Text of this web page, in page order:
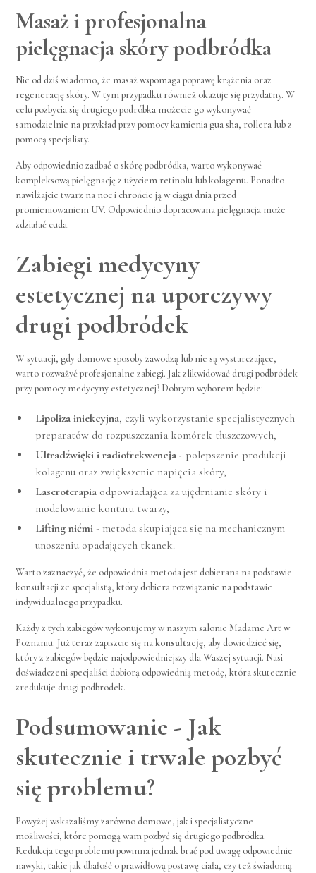
Masaż i profesjonalna
pielęgnacja skóry podbródka
Nie od dziś wiadomo, że masaż wspomaga poprawę krążenia oraz
regenerację skóry. W tym przypadku również okazuje się przydatny. W
celu pozbycia się drugiego podróbka możecie go wykonywać
samodzielnie na przykład przy pomocy kamienia gua sha, rollera lub z
pomocą specjalisty.
Aby odpowiednio zadbać o skórę podbródka, warto wykonywać
kompleksową pielęgnację z użyciem retinolu lub kolagenu. Ponadto
nawilżajcie twarz na noc i chrońcie ją w ciągu dnia przed
promieniowaniem UV. Odpowiednio dopracowana pielęgnacja może
zdziałać cuda.
Zabiegi medycyny
estetycznej na uporczywy
drugi podbródek
W sytuacji, gdy domowe sposoby zawodzą lub nie są wystarczające,
warto rozważyć profesjonalne zabiegi. Jak zlikwidować drugi podbródek
przy pomocy medycyny estetycznej? Dobrym wyborem będzie:
Lipoliza iniekcyjna, czyli wykorzystanie specjalistycznych
preparatów do rozpuszczania komórek tłuszczowych,
Ultradźwięki iradiofrekwencja - polepszenie produkcji
kolagenu oraz zwiększenie napięcia skóry,
Laseroterapia odpowiadająca za ujędrnianie skóry i
modelowanie konturu twarzy,
Lifting nićmi - metoda skupiająca się na mechanicznym
unoszeniu opadających tkanek.
Warto zaznaczyć, że odpowiednia metoda jest dobierana na podstawie
konsultacji ze specjalistą, który dobiera rozwiązanie na podstawie
indywidualnego przypadku.
Każdy z tych zabiegów wykonujemy w naszym salonie Madame Art w
Poznaniu. Już teraz zapiszcie się nakonsultację, aby dowiedzieć się,
który z zabiegów będzie najodpowiedniejszy dla Waszej sytuacji. Nasi
doświadczeni specjaliści dobiorą odpowiednią metodę, która skutecznie
zredukuje drugi podbródek.
Podsumowanie - Jak
skutecznie i trwale pozbyć
się problemu?
Powyżej wskazaliśmy zarówno domowe, jak i specjalistyczne
możliwości, które pomogą wam pozbyć się drugiego podbródka.
Redukcja tego problemu powinna jednak brać pod uwagę odpowiednie
nawyki, takie jak dbałość o prawidłową postawę ciała, czy też świadomą